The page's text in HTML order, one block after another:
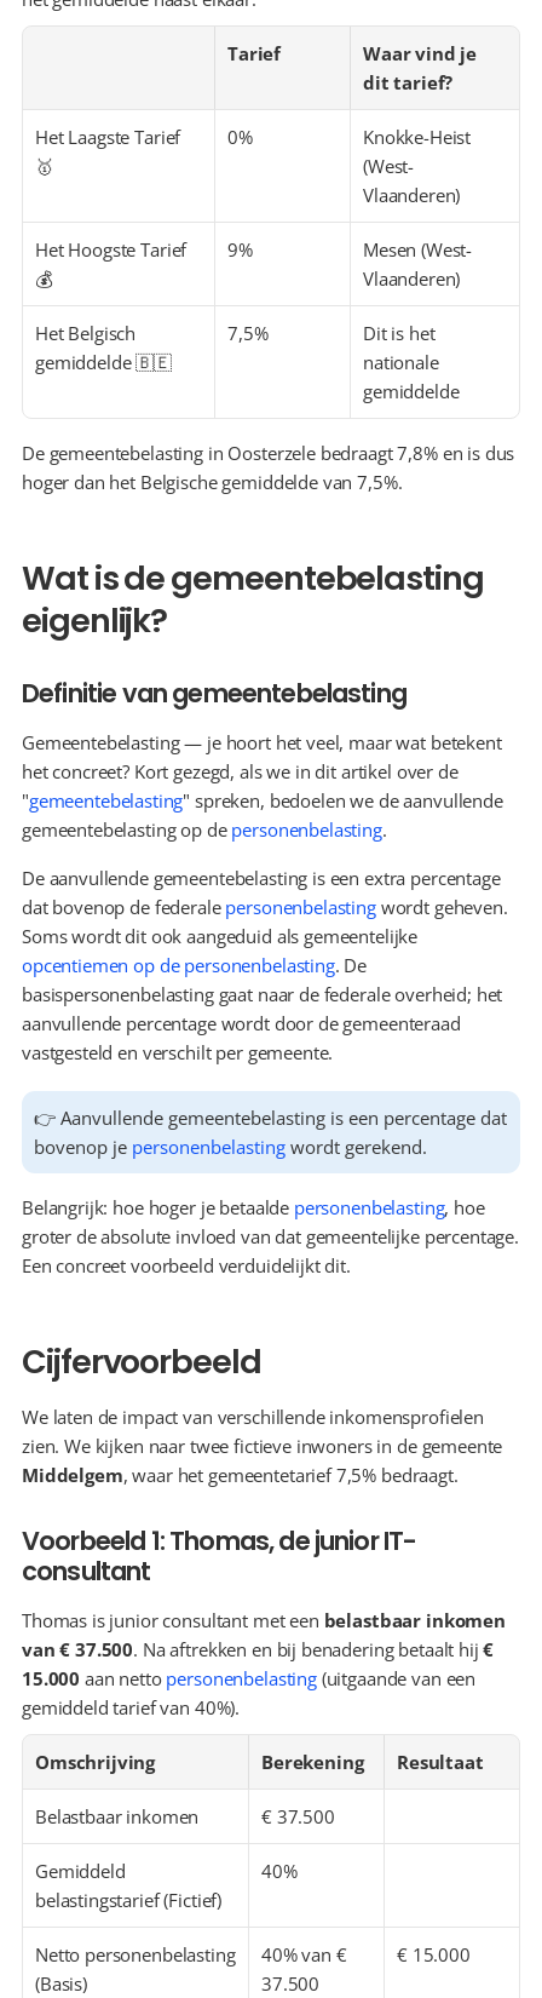
Tarief
Waar vind je
dit tarief?
Het Laagste Tarief
🥇
0%
Knokke-Heist
(West-
Vlaanderen)
Het Hoogste Tarief
💰
9%
Mesen (West-
Vlaanderen)
Het Belgisch
gemiddelde 🇧🇪
7,5%
Dit is het
nationale
gemiddelde
De gemeentebelasting in Oosterzele bedraagt 7,8% en is dus
hoger dan het Belgische gemiddelde van 7,5%.
Wat is de gemeentebelasting
eigenlijk?
Definitie van gemeentebelasting
Gemeentebelasting — je hoort het veel, maar wat betekent
het concreet? Kort gezegd, als we in dit artikel over de
"gemeentebelasting" spreken, bedoelen we de aanvullende
gemeentebelasting op de personenbelasting.
De aanvullende gemeentebelasting is een extra percentage
dat bovenop de federale personenbelasting wordt geheven.
opcentiemen op de personenbelasting. De
basispersonenbelasting gaat naar de federale overheid; het
aanvullende percentage wordt door de gemeenteraad
vastgesteld en verschilt per gemeente.
👉 Aanvullende gemeentebelasting is een percentage dat
bovenop je personenbelasting wordt gerekend.
Belangrijk: hoe hoger je betaalde personenbelasting, hoe
groter de absolute invloed van dat gemeentelijke percentage.
Een concreet voorbeeld verduidelijkt dit.
Cijfervoorbeeld
We laten de impact van verschillende inkomensprofielen
Middelgem, waar het gemeentetarief 7,5% bedraagt.
Voorbeeld 1: Thomas, de junior IT-
consultant
Thomas is junior consultant met een belastbaar inkomen
van € 37.500. Na aftrekken en bij benadering betaalt hij €
15.000 aan netto personenbelasting (uitgaande van een
gemiddeld tarief van 40%).
Omschrijving Berekening Resultaat
Belastbaar inkomen € 37.500
Gemiddeld
belastingstarief (Fictief)
40%
Netto personenbelasting
(Basis)
40% van €
37.500
€ 15.000